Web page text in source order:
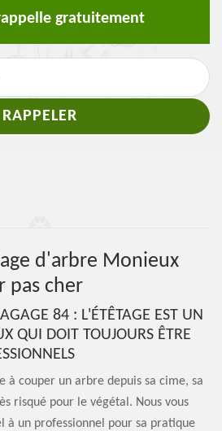
gratuitement
d'arbre Monieux
pas cher
84 : L'ÉTÊTAGE EST UN
QUI DOIT TOUJOURS ÊTRE
à couper un arbre depuis sa cime, sa
risqué pour le végétal. Nous vous
à un professionnel pour sa pratique